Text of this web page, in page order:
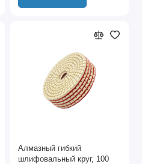
Алмазный гибкий
шлифовальный круг, 100